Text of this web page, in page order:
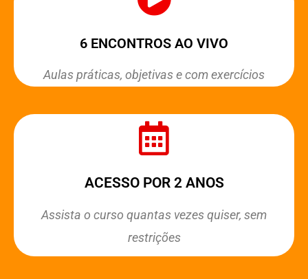
6 ENCONTROS AO VIVO
Aulas práticas, objetivas e com exercícios
ACESSO POR 2 ANOS
Assista o curso quantas vezes quiser, sem
restrições